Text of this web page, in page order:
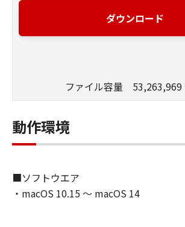
ダウンロード
ファイル容量
動作環境
■ソフトウエア
・macOS 10.15 ～ macOS 14